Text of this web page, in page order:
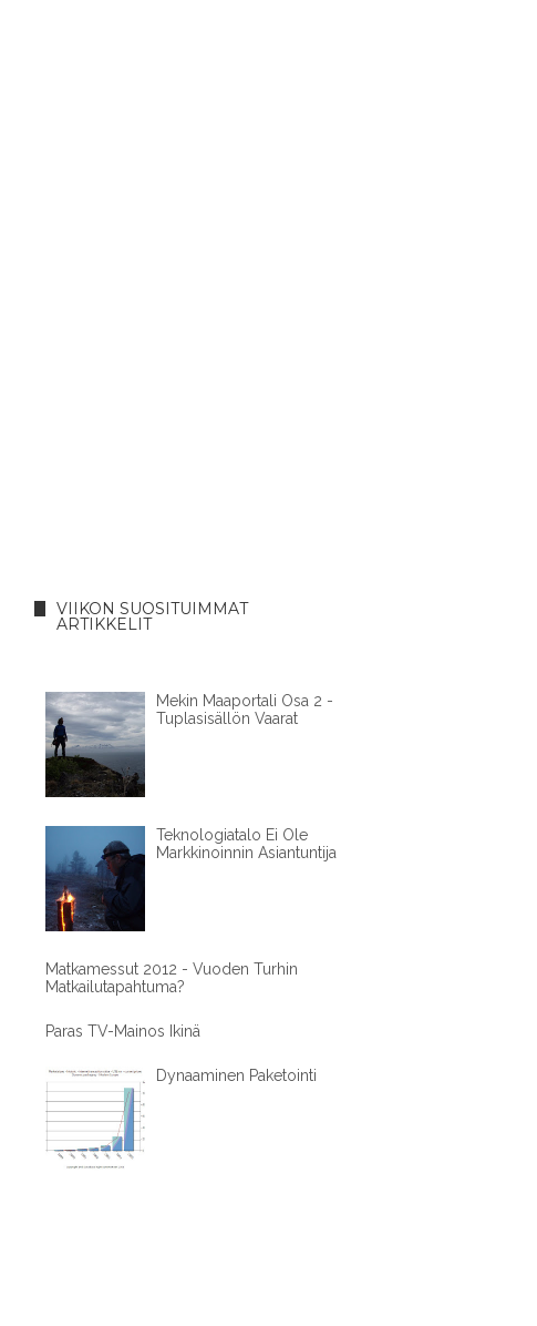
VIIKON SUOSITUIMMAT
ARTIKKELIT
Mekin Maaportali Osa 2 -
Tuplasisällön Vaarat
Teknologiatalo Ei Ole
Markkinoinnin Asiantuntija
Matkamessut 2012 - Vuoden Turhin
Matkailutapahtuma?
Paras TV-Mainos Ikinä
Dynaaminen Paketointi